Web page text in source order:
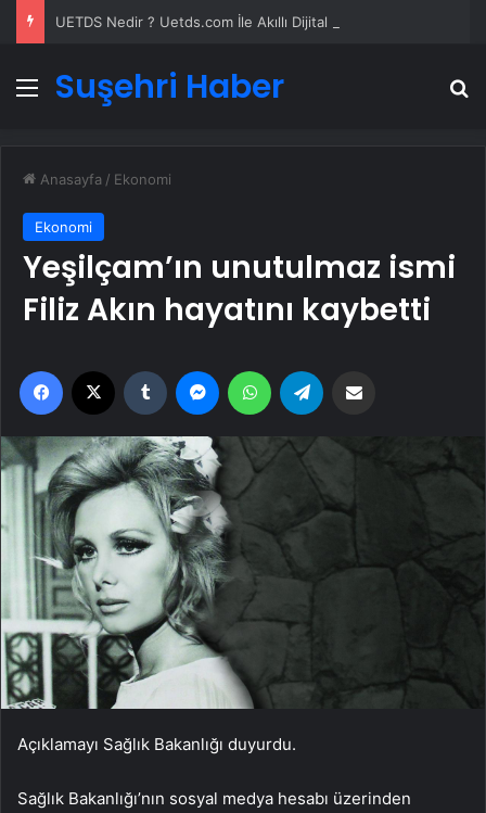
Menü
Suşehri Haber
Anasayfa / Ekonomi
Ekonomi
Yeşilçam’ın unutulmaz ismi
Filiz Akın hayatını kaybetti
Facebook Tumblr MessengerWhatsApp
Açıklamayı Sağlık Bakanlığı duyurdu.
Sağlık Bakanlığı’nın sosyal medya hesabı üzerinden